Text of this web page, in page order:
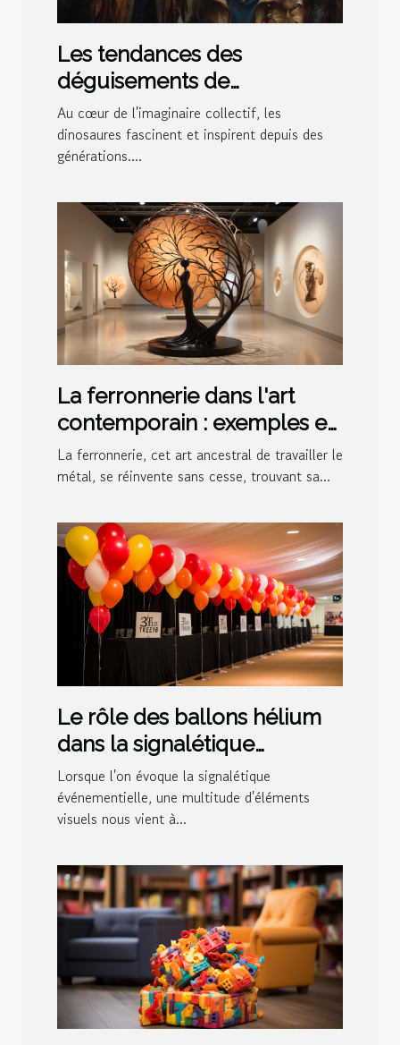
Les tendances des
déguisements de
dinosaures pour les fêtes à
thème en 2023
Au cœur de l'imaginaire collectif, les
dinosaures fascinent et inspirent depuis des
générations....
La ferronnerie dans l'art
contemporain : exemples et
inspirations
La ferronnerie, cet art ancestral de travailler le
métal, se réinvente sans cesse, trouvant sa...
Le rôle des ballons hélium
dans la signalétique
événementielle
Lorsque l'on évoque la signalétique
événementielle, une multitude d'éléments
visuels nous vient à...